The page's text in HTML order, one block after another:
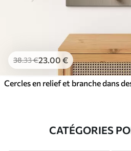
38.33€23 .00 €
CATÉGORIES